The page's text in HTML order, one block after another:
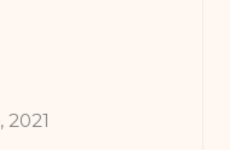
2021